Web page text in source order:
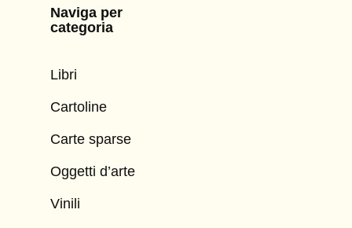
Naviga per
categoria
Libri
Cartoline
Carte sparse
Oggetti d’arte
Vinili